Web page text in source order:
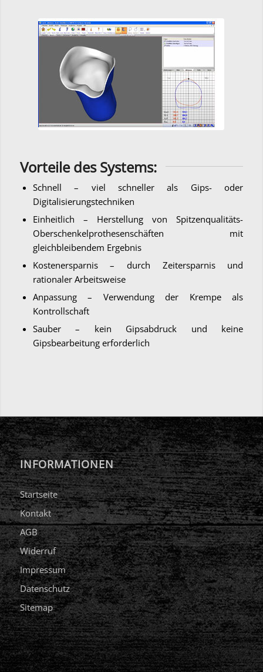
Vorteile des Systems:
Schnell – viel schneller als Gips- oder
Digitalisierungstechniken
Einheitlich – Herstellung von Spitzenqualitäts-
Oberschenkelprothesenschäften mit
gleichbleibendem Ergebnis
Kostenersparnis – durch Zeitersparnis und
rationaler Arbeitsweise
Anpassung – Verwendung der Krempe als
Kontrollschaft
Sauber – kein Gipsabdruck und keine
Gipsbearbeitung erforderlich
INFORMATIONEN
Startseite
Kontakt
AGB
Widerruf
Impressum
Datenschutz
Sitemap